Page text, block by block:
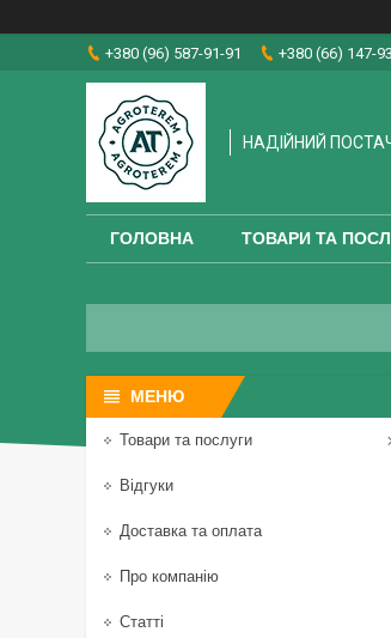
+380 (96) 587-91-91 +380 (66) 147-
НАДІЙНИЙ
ГОЛОВНА ТОВАРИ ТА
Товари та послуги
Відгуки
Доставка та оплата
Про компанію
Статті